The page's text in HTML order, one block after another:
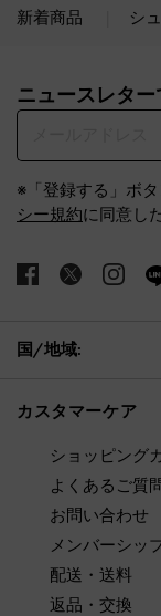
新着商品 シ
ニュースレター
※「登録する」ボタ
シー規約に同意し
国/地域:
カスタマーケア
ショッピング
よくあるご質
お問い合わせ
メンバーシッ
配送・送料
返品・交換